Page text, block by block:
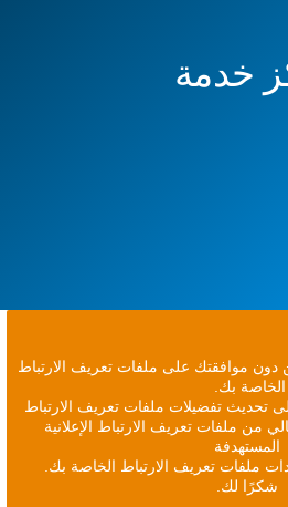
خدمة
دون موافقتك على ملفات تعريف الارتباط
الخاصة بك.
تحديث تفضيلات ملفات تعريف الارتباط
من ملفات تعريف الارتباط الإعلانية
المستهدفة
ملفات تعريف الارتباط الخاصة بك.
شكرًا لك.